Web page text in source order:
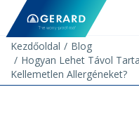
Kezdőoldal
Blog
Hogyan Lehet Távol
Kellemetlen Allergéneket?